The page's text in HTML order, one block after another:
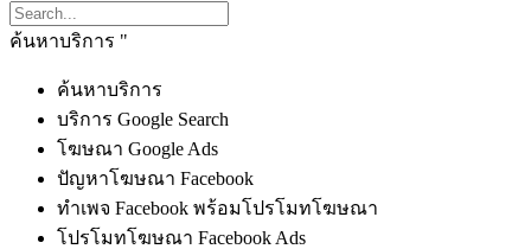
ค้นหาบริการ
ค้นหาบริการ
บริการ Google Search
โฆษณา Google Ads
ปัญหาโฆษณา Facebook
ทำเพจ Facebook พร้อมโปรโมทโฆษณา
โปรโมทโฆษณา Facebook Ads